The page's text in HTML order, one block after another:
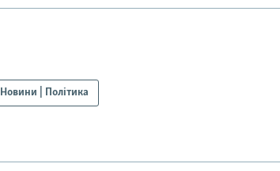
Новини | Політика